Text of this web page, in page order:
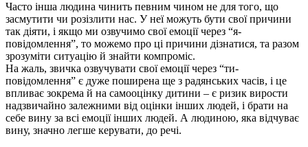
Часто інша людина чинить певним чином не для того, що
засмутити чи розізлити нас. У неї можуть бути свої причини
так діяти, і якщо ми озвучимо свої емоції через “я-
повідомлення”, то можемо про ці причини дізнатися, та разом
зрозуміти ситуацію й знайти компроміс.
На жаль, звичка озвучувати свої емоції через “ти-
повідомлення” є дуже поширена ще з радянських часів, і це
впливає зокрема й на самооцінку дитини – є ризик вирости
надзвичайно залежними від оцінки інших людей, і брати на
себе вину за всі емоції інших людей. А людиною, яка відчуває
вину, значно легше керувати, до речі.